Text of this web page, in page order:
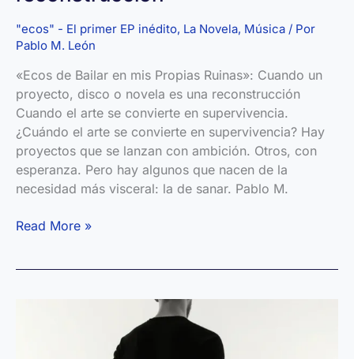
"ecos" - El primer EP inédito, La Novela, Música / Por
Pablo M. León
«Ecos de Bailar en mis Propias Ruinas»: Cuando un
proyecto, disco o novela es una reconstrucción
Cuando el arte se convierte en supervivencia.
¿Cuándo el arte se convierte en supervivencia? Hay
proyectos que se lanzan con ambición. Otros, con
esperanza. Pero hay algunos que nacen de la
necesidad más visceral: la de sanar. Pablo M.
«Ecos
Read More »